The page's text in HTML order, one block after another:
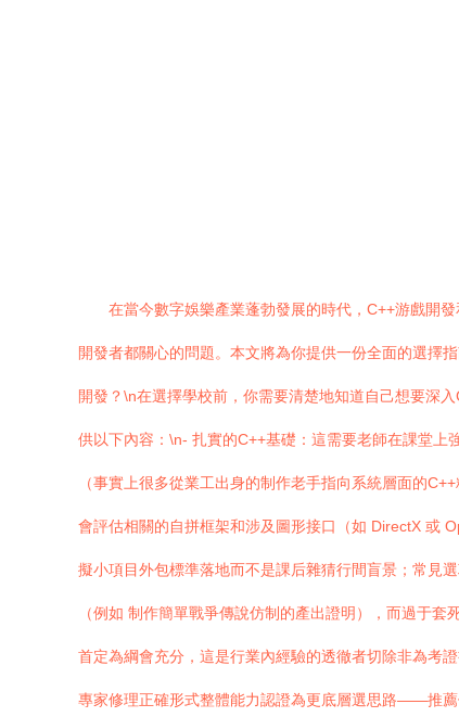
在當今數字娛樂產業蓬勃發展的時代，C++游戲開
開發者都關心的問題。本文將為你提供一份全面的選擇
開發？\n在選擇學校前，你需要清楚地知道自己想要深
供以下內容：\n- 扎實的C++基礎：這需要老師在課堂
（事實上很多從業工出身的制作老手指向系統層面的
會評估相關的自拼框架和涉及圖形接口（如 DirectX 或
擬小項目外包標準落地而不是課后雜猜行間盲景；常見
（例如 制作簡單戰爭傳說仿制的產出證明），而過于
首定為綱會充分，這是行業內經驗的透徹者切除非為考
專家修理正確形式整體能力認證為更底層選思路——推